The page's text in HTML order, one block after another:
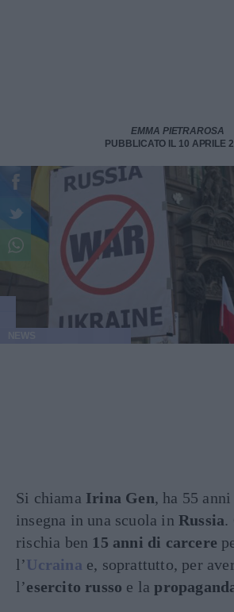
EMMA PIETRAROSA
PUBBLICATO IL 10 APRILE
Si chiama Irina Gen, ha 55
insegna in una scuola in Russia.
rischia ben 15 anni di carcere
l’Ucraina e, soprattutto, per
l’esercito russo e la